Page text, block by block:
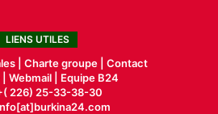
LIENS UTILES
| Charte groupe | Contact
| Webmail |
Equipe B24
226) 25-33-38-30